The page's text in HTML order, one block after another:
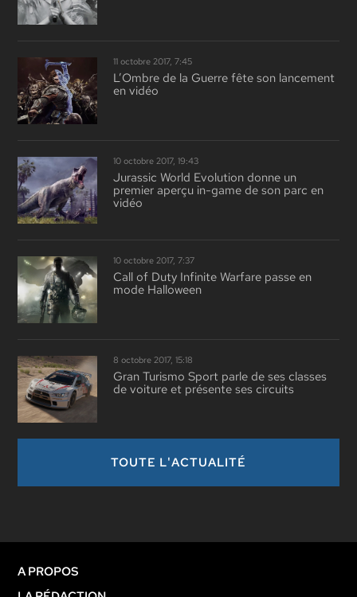
11 octobre 2017, 7:45
L’Ombre de la Guerre fête son lancement
en vidéo
10 octobre 2017, 19:43
Jurassic World Evolution donne un
premier aperçu in-game de son parc en
vidéo
10 octobre 2017, 7:37
Call of Duty Infinite Warfare passe en
mode Halloween
8 octobre 2017, 15:18
Gran Turismo Sport parle de ses classes
de voiture et présente ses circuits
TOUTE L'ACTUALITÉ
A PROPOS